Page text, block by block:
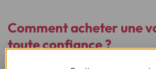
Comment acheter une
toute confiance ?